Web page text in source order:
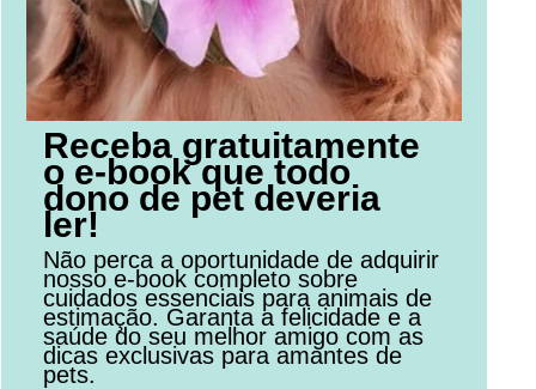
Receba gratuitamente
o e-book que todo
dono de pet deveria
ler!
Não perca a oportunidade de adquirir
nosso e-book completo sobre
cuidados essenciais para animais de
estimação. Garanta a felicidade e a
saúde do seu melhor amigo com as
dicas exclusivas para amantes de
pets.